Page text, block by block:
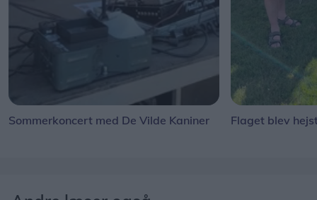
Sommerkoncert med De Vilde Kaniner Flaget blev